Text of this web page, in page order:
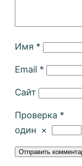
Имя *
Email *
Сайт
Проверка *
один
×